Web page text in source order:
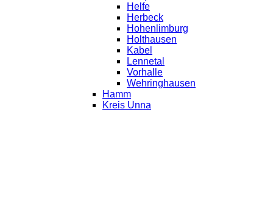
Helfe
Herbeck
Hohenlimburg
Holthausen
Kabel
Lennetal
Vorhalle
Wehringhausen
Hamm
Kreis Unna